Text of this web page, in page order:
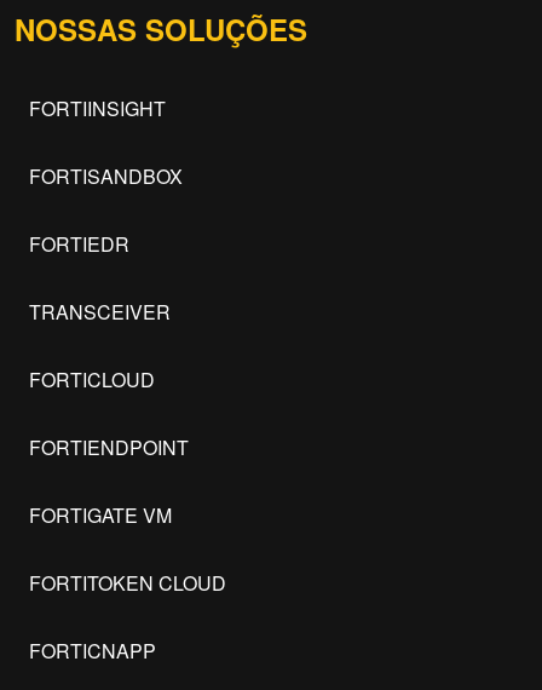
NOSSAS SOLUÇÕES
FORTIINSIGHT
FORTISANDBOX
FORTIEDR
TRANSCEIVER
FORTICLOUD
FORTIENDPOINT
FORTIGATE VM
FORTITOKEN CLOUD
FORTICNAPP